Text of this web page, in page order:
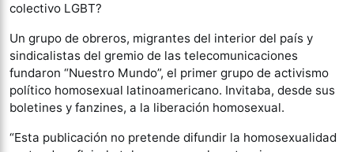
colectivo LGBT?
Un grupo de obreros, migrantes del interior del país y
sindicalistas del gremio de las telecomunicaciones
fundaron “Nuestro Mundo”, el primer grupo de activismo
político homosexual latinoamericano. Invitaba, desde sus
boletines y fanzines, a la liberación homosexual.
“Esta publicación no pretende difundir la homosexualidad